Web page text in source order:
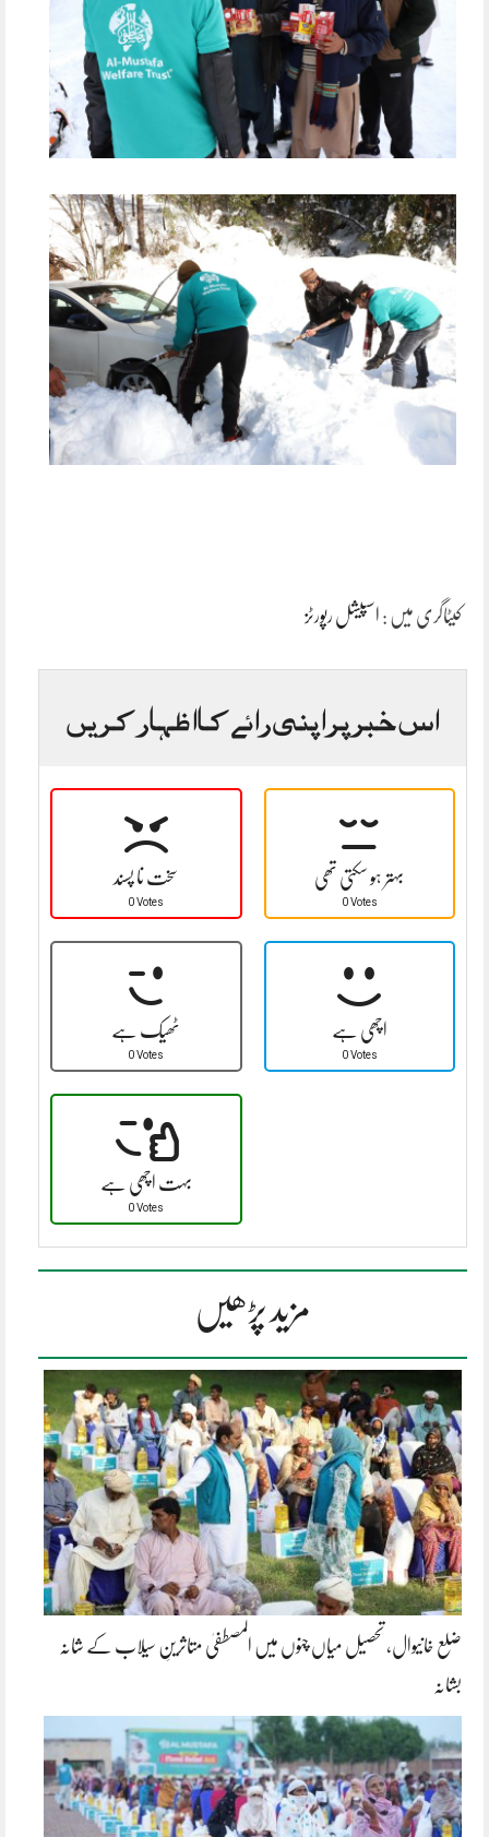
کیٹاگری میں : اسپیشل رپورٹز
اس خبر پر اپنی رائے کا اظہار کریں
سخت نا پسند
0 Votes
بہتر ہو سکتی تھی
0 Votes
ٹھیک ہے
0 Votes
اچھی ہے
0 Votes
بہت اچھی ہے
0 Votes
مزید پڑھیں
ضلع خانیوال، تحصیل میاں چنوں میں المصطفیٰ متاثرینِ سیلاب کے شانہ
بشانہ